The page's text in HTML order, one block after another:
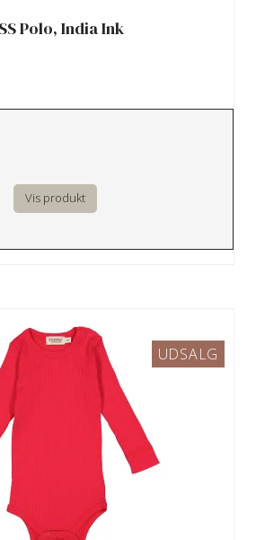
Polo, India Ink
Vis produkt
UDSALG